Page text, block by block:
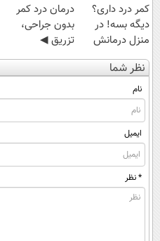
کمر درد داری؟
دیگه بسه! در
منزل درمانش
کن
(◀پرسش‌نامه)
درمان درد کمر
بدون جراحی،
تزریق ◀
پرسش‌نامه رو پر
نظر شما
نام
ایمیل
* نظر